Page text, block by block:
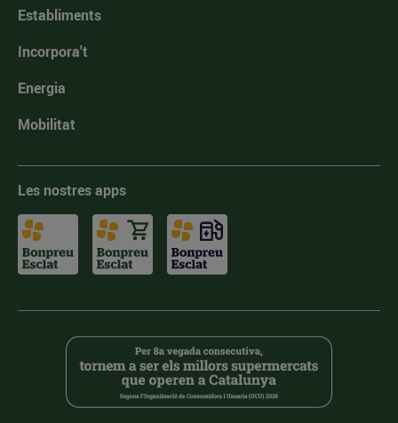
Establiments
Incorpora't
Energia
Mobilitat
Les nostres apps